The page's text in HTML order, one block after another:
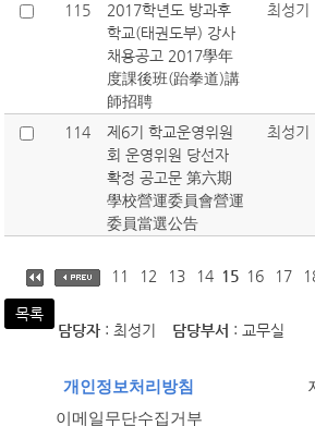
115
2017학년도 방과후
학교(태권도부) 강사
채용공고 2017學年
度課後班(跆拳道)講
師招聘
최성기
114
제6기 학교운영위원
회 운영위원 당선자
확정 공고문 第六期
學校營運委員會營運
委員當選公告
최성기
11 12 13 14 15 16 17
목록
담당자 : 최성기 담당부서 : 교무실
개인정보처리방침
이메일무단수집거부